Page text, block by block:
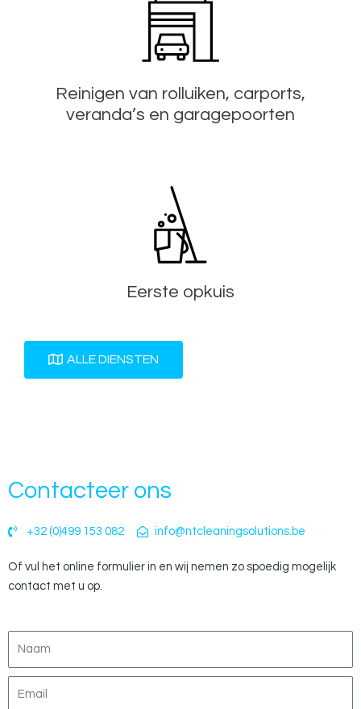
Reinigen van rolluiken, carports,
veranda’s en garagepoorten
Eerste opkuis
ALLE DIENSTEN
Contacteer ons
+32 (0)499 153 082 info@ntcleaningsolutions.be
Of vul het online formulier in en wij nemen zo spoedig mogelijk
contact met u op.
a